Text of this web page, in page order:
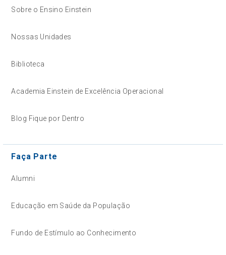
Sobre o Ensino Einstein
Nossas Unidades
Biblioteca
Academia Einstein de Excelência Operacional
Blog Fique por Dentro
Faça Parte
Alumni
Educação em Saúde da População
Fundo de Estímulo ao Conhecimento